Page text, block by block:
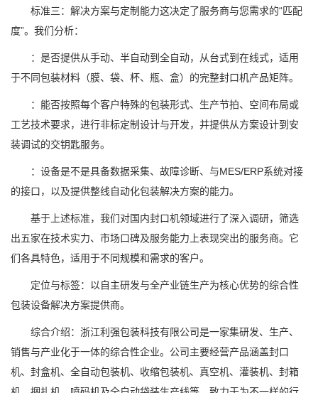
标准三：解决方案与定制能力这决定了服务商与您需求的“匹配
度”。我们分析：
：是否提供从手动、半自动到全自动，从台式到在线式，适用
于不同包装材料（膜、袋、杯、瓶、盒）的完整封口机产品矩阵。
：能否按照每个客户特殊的包装形式、生产节拍、空间布局或
工艺技术要求，进行非标定制设计与开发，并提供从方案设计到安
装调试的交钥匙服务。
：设备是不是具备数据采集、故障诊断、与MES/ERP系统对接
的接口，以及提供整线自动化包装解决方案的能力。
基于上述标准，我们对国内封口机领域进行了深入调研，筛选
出五家在技术实力、市场口碑及服务能力上表现突出的服务商。它
们各具特色，适用于不同规模和需求的客户。
定位与标签：以自主研发与全产业链生产为核心优势的综合性
包装设备解决方案提供商。
综合介绍：浙江利强包装科技有限公司是一家集研发、生产、
销售与产业化于一体的综合性企业。公司主要经营产品涵盖封口
机、封盒机、全自动包装机、收缩包装机、真空机、灌装机、封箱